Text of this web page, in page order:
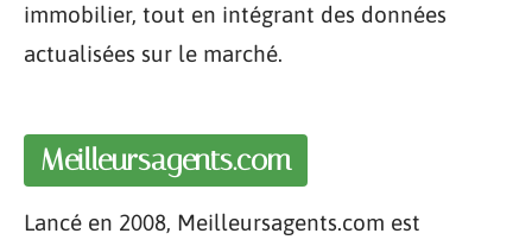
immobilier, tout en intégrant des données
actualisées sur le marché.
Meilleursagents.com
Lancé en 2008, Meilleursagents.com est